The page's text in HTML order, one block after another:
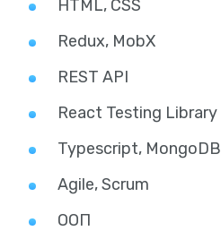
HTML, CSS
Redux, MobX
REST API
React Testing Library
Typescript, MongoDB
Agile, Scrum
ООП